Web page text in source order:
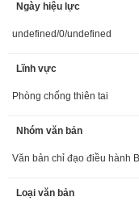
Ngày hiệu lực
undefined/0/undefined
Lĩnh vực
Phòng chống thiên tai
Nhóm văn bản
Văn bản chỉ đạo điều hành
Loại văn bản